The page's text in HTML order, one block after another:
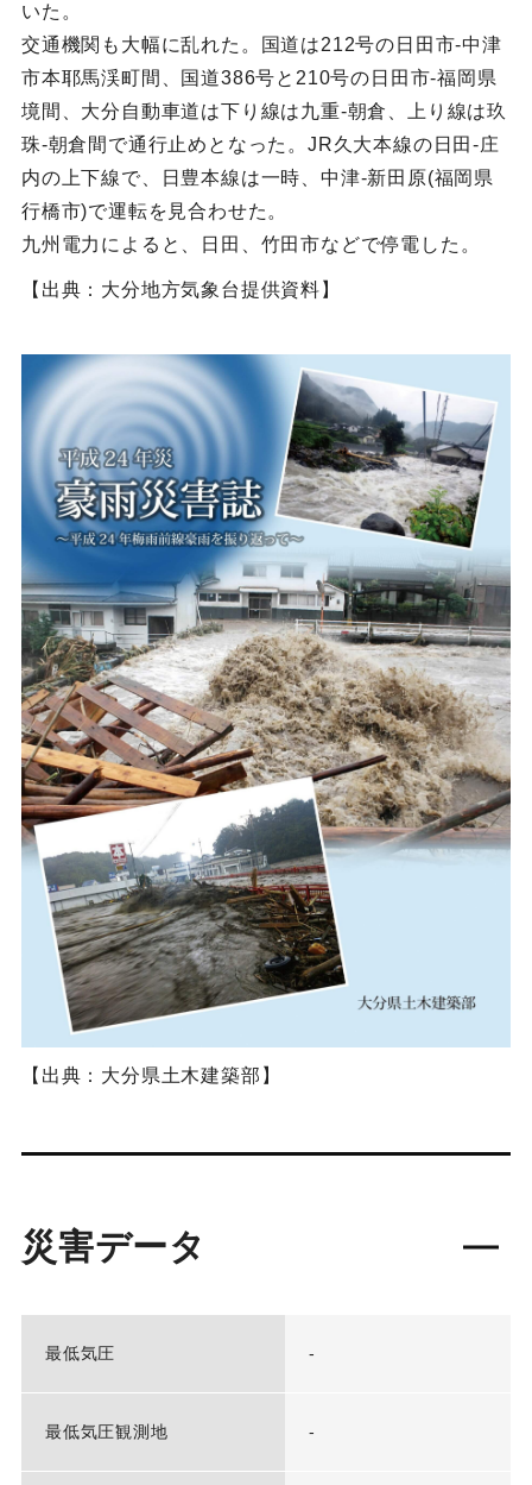
いた。
交通機関も大幅に乱れた。国道は212号の日田市-中津
市本耶馬渓町間、国道386号と210号の日田市-福岡県
境間、大分自動車道は下り線は九重-朝倉、上り線は玖
珠-朝倉間で通行止めとなった。JR久大本線の日田-庄
内の上下線で、日豊本線は一時、中津-新田原(福岡県
行橋市)で運転を見合わせた。
九州電力によると、日田、竹田市などで停電した。
【出典：大分地方気象台提供資料】
【出典：大分県土木建築部】
災害データ
最低気圧 -
最低気圧観測地 -